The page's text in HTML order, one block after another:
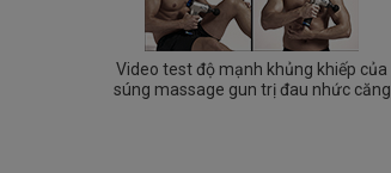
Video test độ mạnh khủng khiếp của
súng massage gun trị đau nhức căng